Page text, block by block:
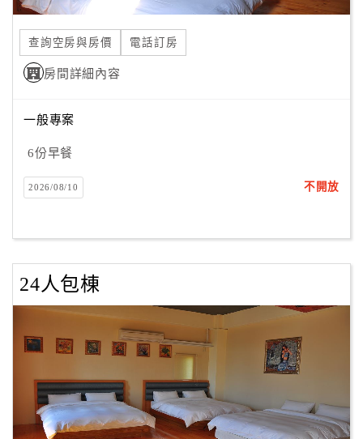
合
作
提
案
店
作
商
合
作
劃
查詢空房與房價 電話訂房
房間詳細內容
一般專案
6份早餐
2026/08/10 不開放
24人包棟